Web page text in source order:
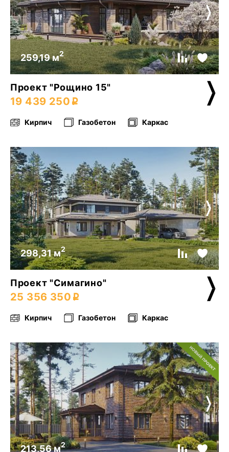
259,19 м2
Проект "Рощино 15"
19 439 250
Кирпич Газобетон Каркас
298,31 м2
Проект "Симагино"
25 356 350
Кирпич Газобетон Каркас
213,56 м2